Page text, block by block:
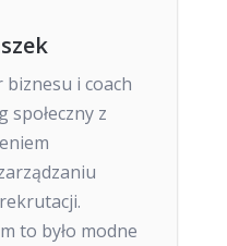
i coach
społeczny z
to było modne